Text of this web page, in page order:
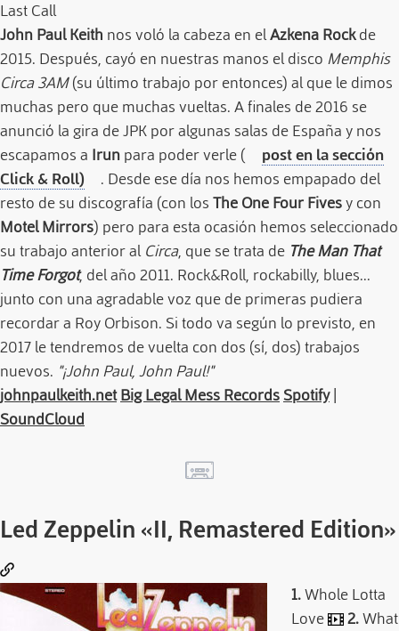
Last Call
John Paul Keith nos voló la cabeza en elAzkena Rockde
2015. Después, cayó en nuestras manos el disco Memphis
Circa 3AM(su último trabajo por entonces) al que le dimos
muchas pero que muchas vueltas. A finales de 2016 se
anunció la gira de JPK por algunas salas de España y nos
escapamos a Irun para poder verle (
post en la sección
Click & Roll)
. Desde ese día nos hemos empapado del
resto de su discografía (con los The One Four Fivesy con
Motel Mirrors) pero para esta ocasión hemos seleccionado
su trabajo anterior al Circa, que se trata de The Man That
Time Forgot, del año 2011. Rock&Roll, rockabilly, blues...
junto con una agradable voz que de primeras pudiera
recordar a Roy Orbison. Si todo va según lo previsto, en
2017 le tendremos de vuelta con dos (sí, dos) trabajos
nuevos. "¡John Paul, John Paul!"
johnpaulkeith.net Big Legal Mess RecordsSpotify|
SoundCloud
Led Zeppelin «II, Remastered Edition»
1.Whole Lotta
Love
2.What